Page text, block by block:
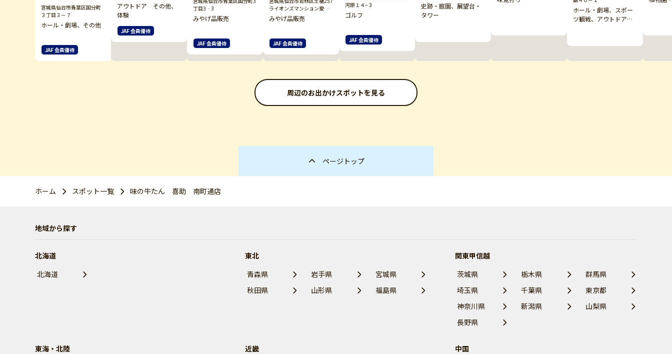
演【８月２２・２３
日】
宮城県仙台市青葉区国分町
３丁目３－７
ホール・劇場、その他
JAF 会員優待
アウトドア その他、
体験
JAF 会員優待
丁目3‐3
みやげ品販売
JAF 会員優待
ライオンズマンション愛宕
橋
みやげ品販売
JAF 会員優待
河原１４−３
ゴルフ
JAF 会員優待
史跡・庭園、展望台・
タワー
ホール・劇場、スポー
ツ観戦、アウトドア
周辺のお出かけスポットを見る
ページトップ
ホーム スポット一覧 味の牛たん 喜助 南町通店
地域から探す
北海道
北海道
東北
青森県
岩手県
宮城県
秋田県
山形県 福島県
関東甲信越
茨城県
栃木県
群馬県
埼玉県
千葉県
東京都
神奈川県
新潟県
山梨県
長野県
東海・北陸 近畿 中国